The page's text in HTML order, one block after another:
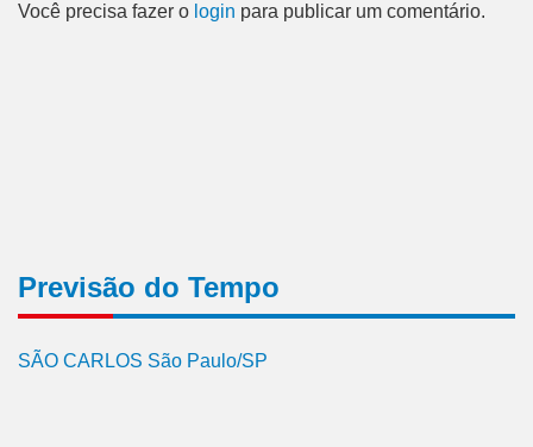
Você precisa fazer o login para publicar um comentário.
Previsão do Tempo
SÃO CARLOS São Paulo/SP